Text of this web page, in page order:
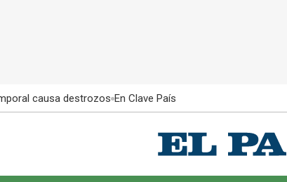
causa destrozos En Clave País